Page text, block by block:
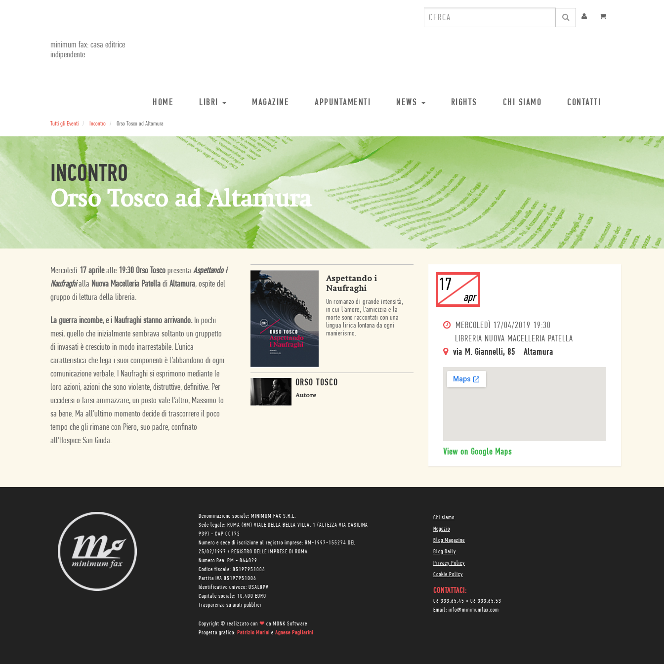
minimum fax: casa editrice
indipendente
HOME LIBRI MAGAZINE APPUNTAMENTI NEWS RIGHTS CHI SIAMO CONTATTI
Tutti gli Eventi Incontro Orso Tosco ad Altamura
INCONTRO
Orso Tosco ad Altamura
Mercoledì 17 aprilealle 19:30 Orso Tosco presenta Aspettando i
Naufraghialla Nuova Macelleria Patella di Altamura, ospite del
gruppo di lettura della libreria.
La guerra incombe, e i Naufraghi stanno arrivando. In pochi
mesi, quello che inizialmente sembrava soltanto un gruppetto
di invasati è cresciuto in modo inarrestabile. L’unica
caratteristica che lega i suoi componenti è l’abbandono di ogni
comunicazione verbale. I Naufraghi si esprimono mediante le
loro azioni, azioni che sono violente, distruttive, definitive. Per
uccidersi o farsi ammazzare, un posto vale l’altro, Massimo lo
sa bene. Ma all’ultimo momento decide di trascorrere il poco
tempo che gli rimane con Piero, suo padre, confinato
all’Hospice San Giuda.
Aspettando i
Naufraghi
Un romanzo di grande intensità,
in cui l’amore, l’amicizia e la
morte sono raccontati con una
lingua lirica lontana da ogni
manierismo.
ORSO TOSCO
Autore
17
apr
MERCOLEDÌ 17/04/2019 19:30
LIBRERIA NUOVA MACELLERIA PATELLA
via M. Giannelli, 85 - Altamura
View on Google Maps
Denominazione sociale: MINIMUM FAX S.R.L.
Sede legale: ROMA (RM) VIALE DELLA BELLA VILLA, 1 (ALTEZZA VIA CASILINA
939) - CAP 00172
Numero e sede di iscrizione al registro imprese: RM-1997-155274 DEL
25/02/1997 / REGISTRO DELLE IMPRESE DI ROMA
Numero Rea: RM - 864029
Codice fiscale: 05197951006
Partita IVA 05197951006
Identificativo univoco: USAL8PV
Capitale sociale: 10.400 EURO
Trasparenza su aiuti pubblici
Copyright © realizzato con ❤ da MONK Software
Progetto grafico: Patrizio Marini e Agnese Pagliarini
Chi siamo
Negozio
Blog Magazine
Blog Daily
Privacy Policy
Cookie Policy
CONTATTACI:
06 333.65.45 • 06 333.65.53
Email: info@minimumfax.com